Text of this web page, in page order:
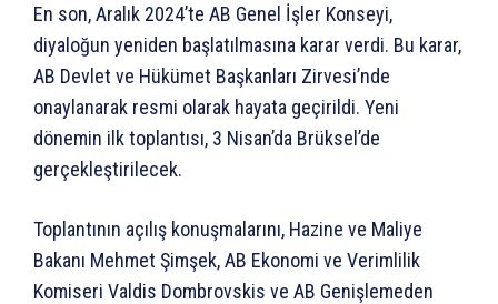
En son, Aralık 2024’te AB Genel İşler Konseyi,
diyaloğun yeniden başlatılmasına karar verdi. Bu karar,
AB Devlet ve Hükümet Başkanları Zirvesi’nde
onaylanarak resmi olarak hayata geçirildi. Yeni
dönemin ilk toplantısı, 3 Nisan’da Brüksel’de
gerçekleştirilecek.
Toplantının açılış konuşmalarını, Hazine ve Maliye
Bakanı Mehmet Şimşek, AB Ekonomi ve Verimlilik
Komiseri Valdis Dombrovskis ve AB Genişlemeden